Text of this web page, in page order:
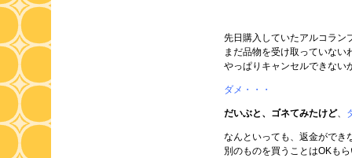
先日購入していたアルコラン
まだ品物を受け取っていない
やっぱりキャンセルできない
ダメ・・・
だいぶと、ゴネてみたけど、
なんといっても、返金ができ
別のものを買うことはOKも